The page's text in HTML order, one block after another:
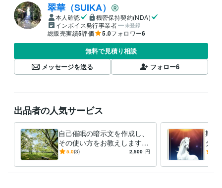
翠華（SUIKA）
本人確認
機密保持契約(NDA)
インボイス発行事業者
未登録
総販売実績5評価 5.0フォロワー6
無料で見積り相談
メッセージを送る
フォロー6
出品者の人気サービス
自己催眠の暗示文を作成し、
その使い方をお教えします
あなたのお悩み、いつのまに
い私に。
5.0(3) 2,500 円
期間
タロ
理と